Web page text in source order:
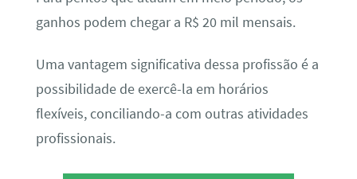
ganhos podem chegar a R$ 20 mil mensais.
Uma vantagem significativa dessa profissão é a
possibilidade de exercê-la em horários
flexíveis, conciliando-a com outras atividades
profissionais.